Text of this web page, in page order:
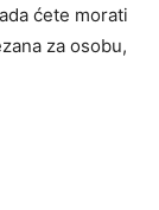
ćete morati
za osobu,